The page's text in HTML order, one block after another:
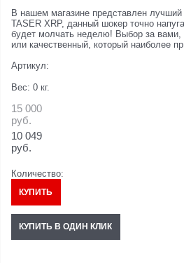
В нашем магазине представлен
TASER XRP, данный шокер точно
будет молчать неделю! Выбор за вами,
или качественный, который наиболее
Артикул:
Вес: 0 кг.
15 000
руб.
10 049
руб.
Количество:
КУПИТЬ
КУПИТЬ В ОДИН КЛИК